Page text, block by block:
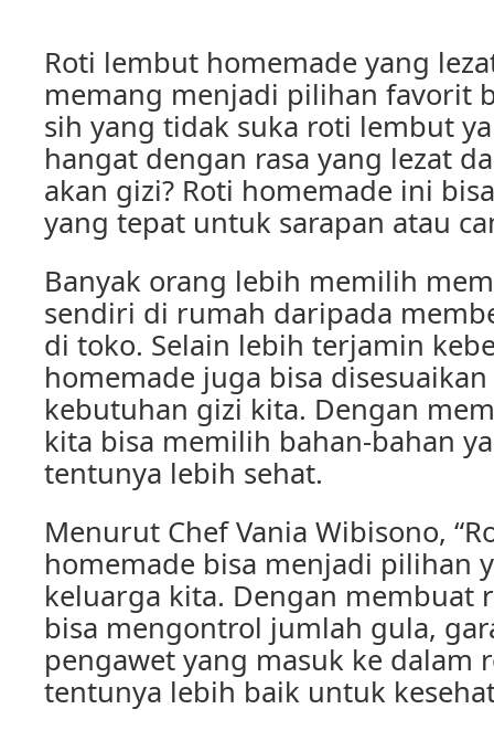
Roti lembut homemade yang
memang menjadi pilihan favorit
sih yang tidak suka roti lembut
hangat dengan rasa yang lezat
akan gizi? Roti homemade ini
yang tepat untuk sarapan atau
Banyak orang lebih memilih
sendiri di rumah daripada
di toko. Selain lebih terjamin
homemade juga bisa
kebutuhan gizi kita. Dengan
kita bisa memilih bahan-bahan
tentunya lebih sehat.
Menurut Chef Vania Wibisono,
homemade bisa menjadi pilihan
keluarga kita. Dengan membuat
bisa mengontrol jumlah gula,
pengawet yang masuk ke dalam
tentunya lebih baik untuk